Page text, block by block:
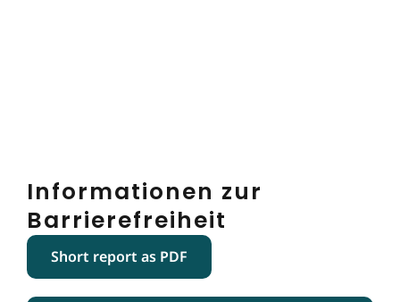
Informationen zur
Barrierefreiheit
Short report as PDF